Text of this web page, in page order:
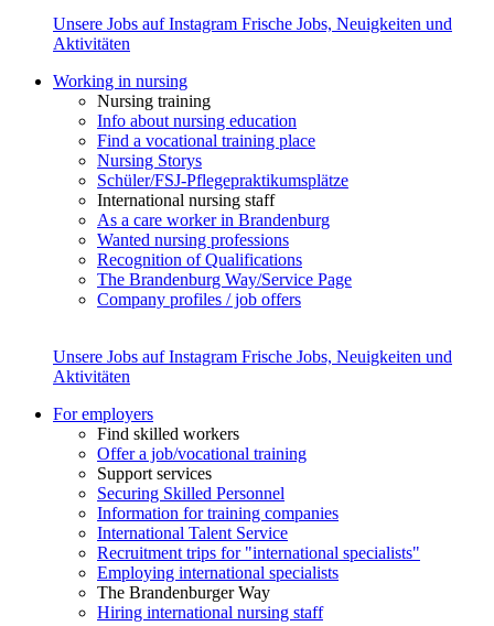
Unsere Jobs auf Instagram Frische Jobs, Neuigkeiten und
Aktivitäten
Working in nursing
Nursing training
Info about nursing education
Find a vocational training place
Nursing Storys
Schüler/FSJ-Pflegepraktikumsplätze
International nursing staff
As a care worker in Brandenburg
Wanted nursing professions
Recognition of Qualifications
The Brandenburg Way/Service Page
Company profiles / job offers
Unsere Jobs auf Instagram Frische Jobs, Neuigkeiten und
Aktivitäten
For employers
Find skilled workers
Offer a job/vocational training
Support services
Securing Skilled Personnel
Information for training companies
International Talent Service
Recruitment trips for "international specialists"
Employing international specialists
The Brandenburger Way
Hiring international nursing staff